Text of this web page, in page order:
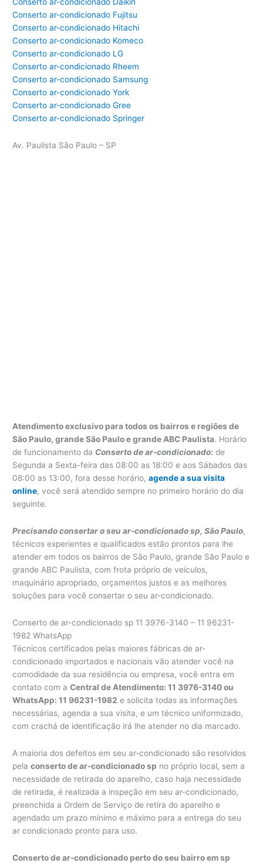
Conserto ar-condicionado Daikin
Conserto ar-condicionado Fujitsu
Conserto ar-condicionado Hitachi
Conserto ar-condicionado Komeco
Conserto ar-condicionado LG
Conserto ar-condicionado Rheem
Conserto ar-condicionado Samsung
Conserto ar-condicionado York
Conserto ar-condicionado Gree
Conserto ar-condicionado Springer
Av. Paulista São Paulo – SP
Atendimento exclusivo para todos os bairros e regiões de
São Paulo, grande São Paulo e grande ABC Paulista. Horário
de funcionamento da Conserto de ar-condicionado: de
Segunda a Sexta-feira das 08:00 as 18:00 e aos Sábados das
08:00 as 13:00, fora desse horário,agende a sua visita
online, você será atendido sempre no primeiro horário do dia
seguinte.
Precisando consertar o seu ar-condicionado sp, São Paulo,
técnicos experientes e qualificados estão prontos para lhe
atender em todos os bairros de São Paulo, grande São Paulo e
grande ABC Paulista, com frota próprio de veículos,
maquinário apropriado, orçamentos justos e as melhores
soluções para você consertar o seu ar-condicionado.
Conserto de ar-condicionado sp 11 3976-3140 – 11 96231-
1982 WhatsApp
Técnicos certificados pelas maiores fábricas de ar-
condicionado importados e nacionais vão atender você na
comodidade da sua residência ou empresa, você entra em
contato com aCentral de Atendimento: 11 3976-3140 ou
WhatsApp: 11 96231-1982 e solicita todas as informações
necessárias, agenda a sua visita, e um técnico uniformizado,
com crachá de identificação irá lhe atender no dia marcado.
A maioria dos defeitos em seu ar-condicionado são resolvidos
pelaconserto de ar-condicionado sp no próprio local, sem a
necessidade de retirada do aparelho, caso haja necessidade
de retirada, é realizada a inspeção em seu ar-condicionado,
preenchida a Ordem de Serviço de retira do aparelho e
agendado um prazo minimo e máximo para a entrega do seu
ar condicionado pronto para uso.
Conserto de ar-condicionado perto do seu bairro em sp